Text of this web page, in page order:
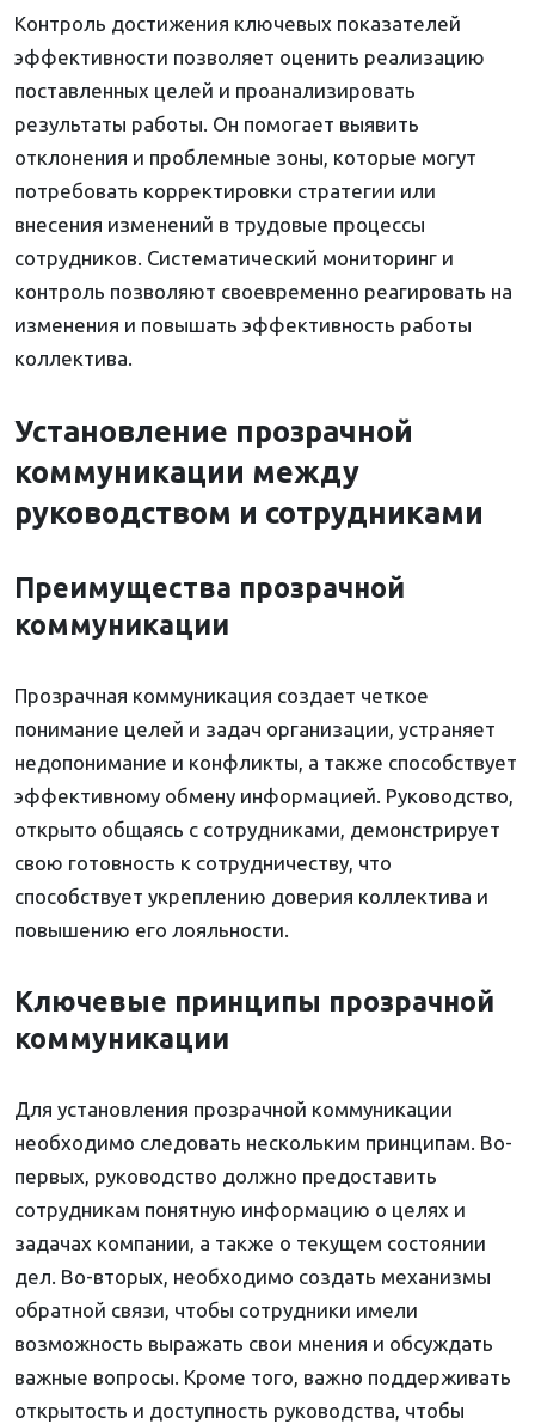
Контроль достижения ключевых показателей
эффективности позволяет оценить реализацию
поставленных целей и проанализировать
результаты работы. Он помогает выявить
отклонения и проблемные зоны, которые могут
потребовать корректировки стратегии или
внесения изменений в трудовые процессы
сотрудников. Систематический мониторинг и
контроль позволяют своевременно реагировать на
изменения и повышать эффективность работы
коллектива.
Установление прозрачной
коммуникации между
руководством и сотрудниками
Преимущества прозрачной
коммуникации
Прозрачная коммуникация создает четкое
понимание целей и задач организации, устраняет
недопонимание и конфликты, а также способствует
эффективному обмену информацией. Руководство,
открыто общаясь с сотрудниками, демонстрирует
свою готовность к сотрудничеству, что
способствует укреплению доверия коллектива и
повышению его лояльности.
Ключевые принципы прозрачной
коммуникации
Для установления прозрачной коммуникации
необходимо следовать нескольким принципам. Во-
первых, руководство должно предоставить
сотрудникам понятную информацию о целях и
задачах компании, а также о текущем состоянии
дел. Во-вторых, необходимо создать механизмы
обратной связи, чтобы сотрудники имели
возможность выражать свои мнения и обсуждать
важные вопросы. Кроме того, важно поддерживать
открытость и доступность руководства, чтобы